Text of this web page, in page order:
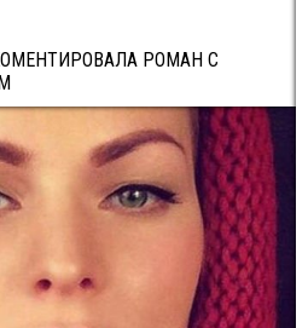
РОМАН С